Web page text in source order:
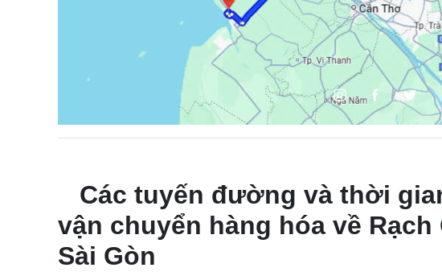
Các tuyến đường và thời
vận chuyển hàng hóa về
Sài Gòn